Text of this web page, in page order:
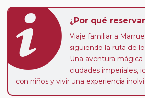
¿Por qué
Viaje familiar a
siguiendo la ruta de
Una aventura
ciudades imperiales,
con niños y vivir una experiencia